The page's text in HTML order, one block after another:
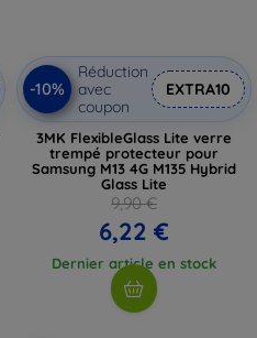
-10%
Réduction
avec
coupon
EXTRA10
3MK FlexibleGlass Lite verre
trempé protecteur pour
Samsung M13 4G M135 Hybrid
Glass Lite
9,90 €
6,22 €
Dernier article en stock